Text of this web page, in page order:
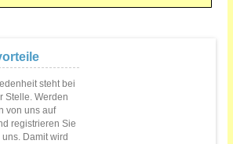
steht bei
Stelle. Werden
von uns auf
registrieren Sie
Damit wird